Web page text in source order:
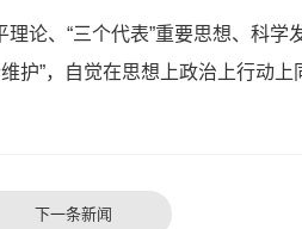
、“三个代表”重要思想、科学
护”，自觉在思想上政治上行动上
下一条新闻